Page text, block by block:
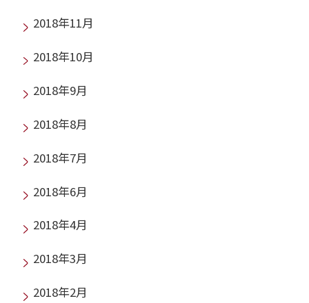
2018年11月
2018年10月
2018年9月
2018年8月
2018年7月
2018年6月
2018年4月
2018年3月
2018年2月